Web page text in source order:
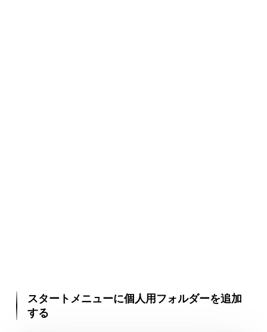
スタートメニューに個人用フォルダーを追加
する